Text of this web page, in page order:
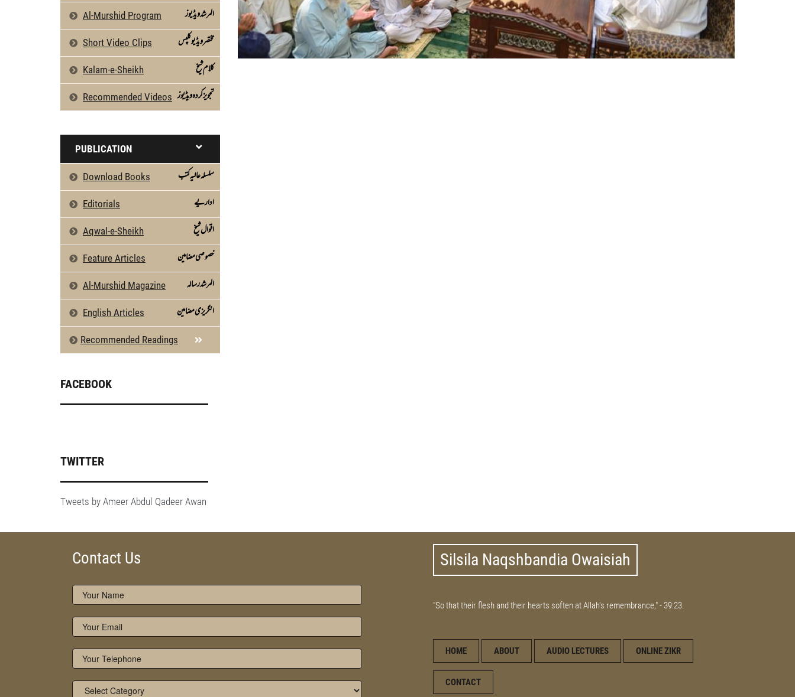
Al-Murshid Program المرشد ویڈیوز
Short Video Clips مختصر ویڈیو کلپس
Kalam-e-Sheikh كلام شیخ
Recommended Videos تجویز کردہ ویڈیوز
PUBLICATION
Download Books سلسلہ عالیہ کتب
Editorials اداریے
Aqwal-e-Sheikh اقوال شیخ
Feature Articles خصوصی مضامین
Al-Murshid Magazine المرشد رسالہ
English Articles انگریزی مضامین
Recommended Readings
FACEBOOK
TWITTER
Tweets by Ameer Abdul Qadeer Awan
Contact Us Silsila Naqshbandia Owaisiah
"So that their flesh and their hearts soften at Allah's remembrance," - 39:23.
HOME ABOUT AUDIO LECTURES ONLINE ZIKR
CONTACT